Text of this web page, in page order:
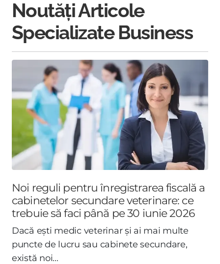
Noutăți Articole
Specializate Business
Noi reguli pentru înregistrarea fiscală a
cabinetelor secundare veterinare: ce
trebuie să faci până pe 30 iunie 2026
Dacă ești medic veterinar și ai mai multe
puncte de lucru sau cabinete secundare,
există noi...